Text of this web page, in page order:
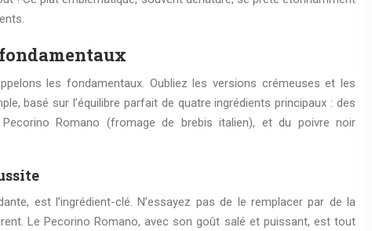
les fondamentaux. Oubliez les versions crémeuses et les
basé sur l’équilibre parfait de quatre ingrédients principaux : des
Romano (fromage de brebis italien), et du poivre noir
est l’ingrédient-clé. N’essayez pas de le remplacer par de la
Le Pecorino Romano, avec son goût salé et puissant, est tout